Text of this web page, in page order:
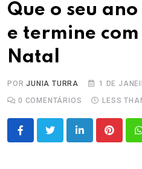
Que o seu
e termine
Natal
PORJUNIA TURRA
1 DE
0 COMENTÁRIOS LESS
LinkedInPinterest